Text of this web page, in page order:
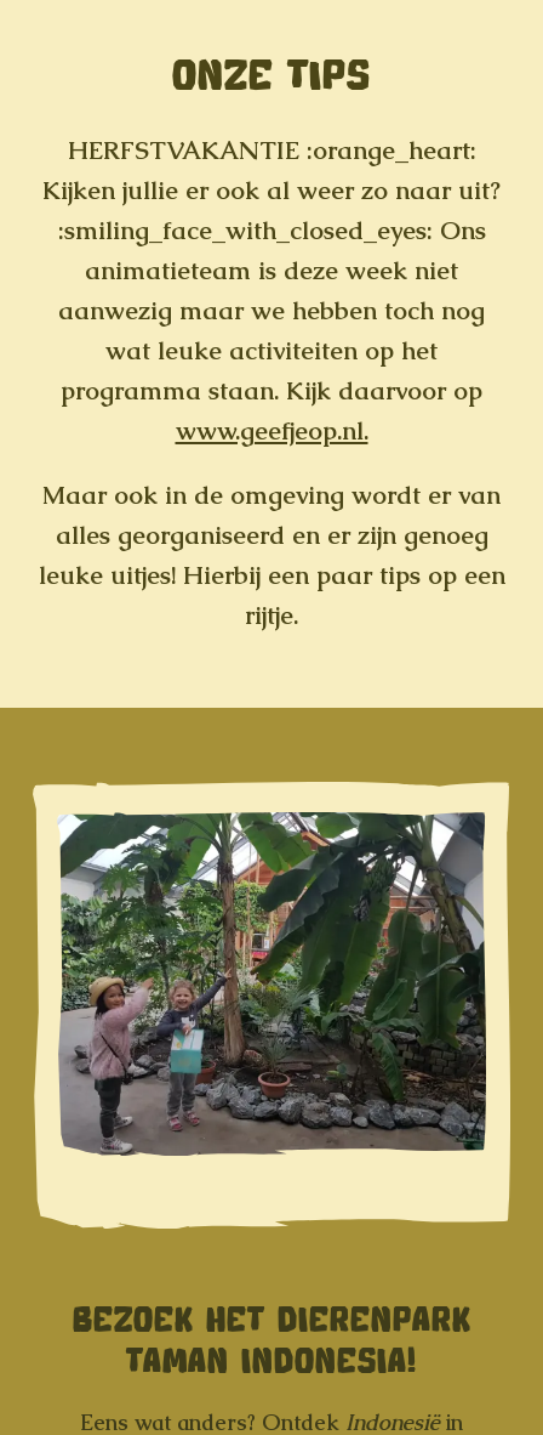
ONZE TIPS
HERFSTVAKANTIE :orange_heart:
Kijken jullie er ook al weer zo naar uit?
:smiling_face_with_closed_eyes: Ons
animatieteam is deze week niet
aanwezig maar we hebben toch nog
wat leuke activiteiten op het
programma staan. Kijk daarvoor op
www.geefjeop.nl.
Maar ook in de omgeving wordt er van
alles georganiseerd en er zijn genoeg
leuke uitjes! Hierbij een paar tips op een
rijtje.
BEZOEK HET DIERENPARK
TAMAN INDONESIA!
Eens wat anders? Ontdek Indonesiëin